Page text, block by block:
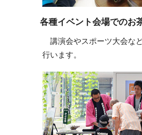
各種イベント会場でのお
講演会やスポーツ大会な
行います。